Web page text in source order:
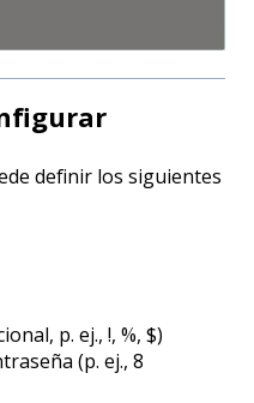
definir los siguientes
p. ej., !, %, $)
(p. ej., 8